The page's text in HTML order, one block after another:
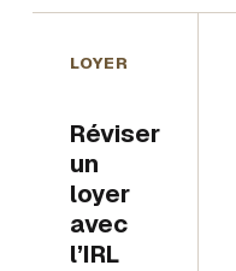
LOYER
Réviser
un
loyer
avec
l’IRL